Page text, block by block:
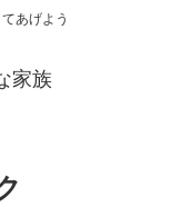
あげよう
家族